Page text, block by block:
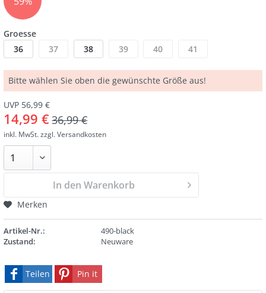
Groesse
36
37 38 39 40 41
Bitte wählen Sie oben die gewünschte Größe aus!
UVP 56,99 €
14,99 € 36,99 €
inkl. MwSt.zzgl. Versandkosten
In den Warenkorb
Merken
Artikel-Nr.:
490-black
Zustand:
Neuware
Teilen Pin it